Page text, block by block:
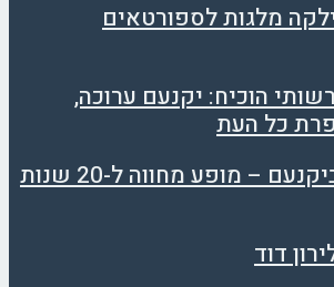
מלגות לספורטאים
הוכיח: יקנעם ערוכה,
כל העת
קיץ של תרבות ביקנעם – מופע מחווה ל-20 שנות
דוד